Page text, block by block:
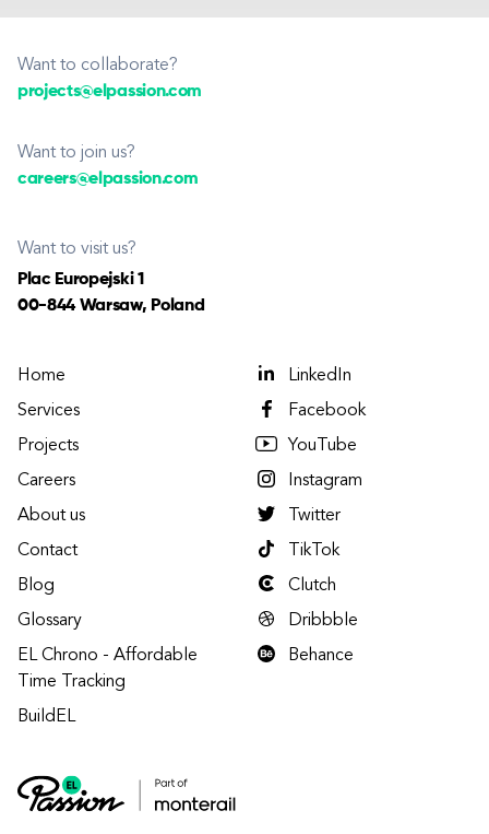
Want to collaborate?
projects@elpassion.com
Want to join us?
careers@elpassion.com
Want to visit us?
Plac Europejski 1
00-844 Warsaw, Poland
Home
Services
Projects
Careers
About us
Contact
Blog
Glossary
EL Chrono - Affordable
Time Tracking
BuildEL
LinkedIn
Facebook
YouTube
Instagram
Twitter
TikTok
Clutch
Dribbble
Behance